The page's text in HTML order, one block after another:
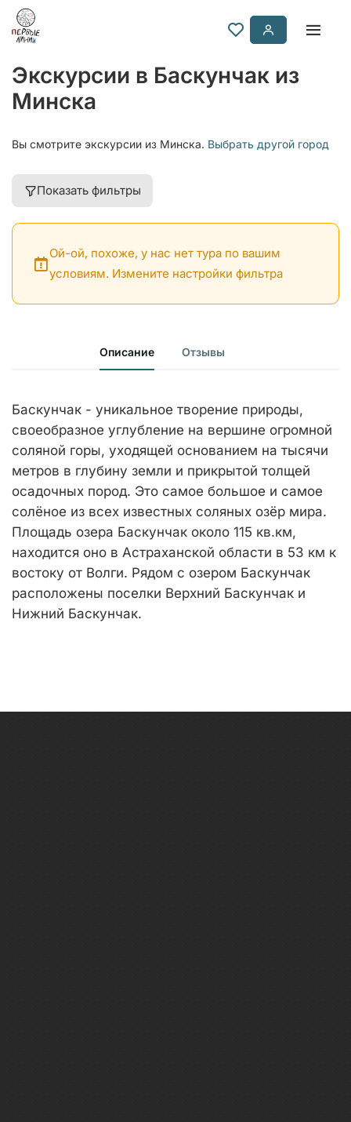
Экскурсии в Баскунчак из
Минска
Вы смотрите экскурсии из Минска. Выбрать другой город
Показать фильтры
Ой-ой, похоже, у нас нет тура по вашим
условиям. Измените настройки фильтра
Описание Отзывы
Баскунчак - уникальное творение природы,
своеобразное углубление на вершине огромной
соляной горы, уходящей основанием на тысячи
метров в глубину земли и прикрытой толщей
осадочных пород. Это самое большое и самое
солёное из всех известных соляных озёр мира.
Площадь озера Баскунчак около 115 кв.км,
находится оно в Астраханской области в 53 км к
востоку от Волги. Рядом с озером Баскунчак
расположены поселки Верхний Баскунчак и
Нижний Баскунчак.